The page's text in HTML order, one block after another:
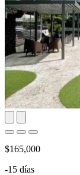
$165,000
-15 días